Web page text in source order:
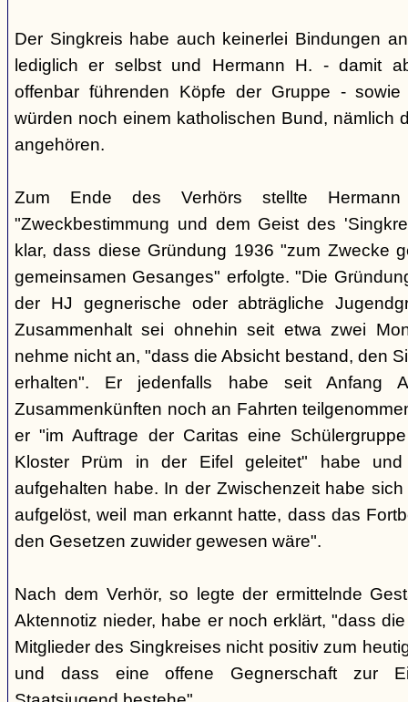
Der Singkreis habe auch keinerlei Bindungen
lediglich er selbst und Hermann H. - damit
offenbar führenden Köpfe der Gruppe -
würden noch einem katholischen Bund, nämlich
angehören.
Zum Ende des Verhörs stellte
"Zweckbestimmung und dem Geist des
klar, dass diese Gründung 1936 "zum Zwecke
gemeinsamen Gesanges" erfolgte. "Die
der HJ gegnerische oder abträgliche
Zusammenhalt sei ohnehin seit etwa zwei
nehme nicht an, "dass die Absicht bestand, den
erhalten". Er jedenfalls habe seit Anfang
Zusammenkünften noch an Fahrten
er "im Auftrage der Caritas eine
Kloster Prüm in der Eifel geleitet" habe
aufgehalten habe. In der Zwischenzeit habe
aufgelöst, weil man erkannt hatte, dass das
den Gesetzen zuwider gewesen wäre".
Nach dem Verhör, so legte der ermittelnde
Aktennotiz nieder, habe er noch erklärt, "dass
Mitglieder des Singkreises nicht positiv zum
und dass eine offene Gegnerschaft zur